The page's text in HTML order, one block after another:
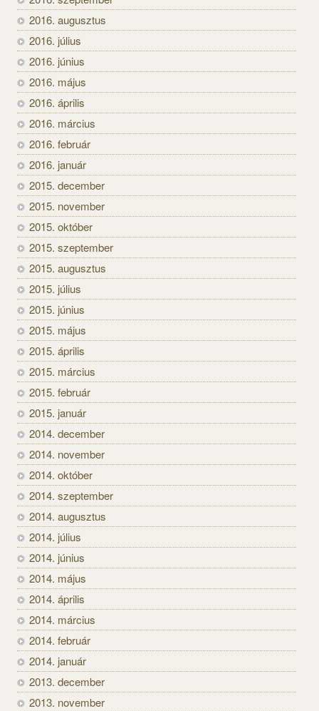
2016. augusztus
2016. július
2016. június
2016. május
2016. április
2016. március
2016. február
2016. január
2015. december
2015. november
2015. október
2015. szeptember
2015. augusztus
2015. július
2015. június
2015. május
2015. április
2015. március
2015. február
2015. január
2014. december
2014. november
2014. október
2014. szeptember
2014. augusztus
2014. július
2014. június
2014. május
2014. április
2014. március
2014. február
2014. január
2013. december
2013. november